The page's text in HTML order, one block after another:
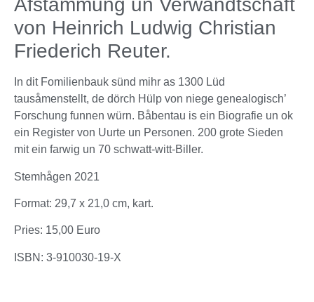
Afstammung un Verwandtschaft
von Heinrich Ludwig Christian
Friederich Reuter.
In dit Fomilienbauk sünd mihr as 1300 Lüd
tausåmenstellt, de dörch Hülp von niege genealogisch’
Forschung funnen würn. Båbentau is ein Biografie un ok
ein Register von Uurte un Personen. 200 grote Sieden
mit ein farwig un 70 schwatt-witt-Biller.
Stemhågen 2021
Format: 29,7 x 21,0 cm, kart.
Pries: 15,00 Euro
ISBN: 3-910030-19-X